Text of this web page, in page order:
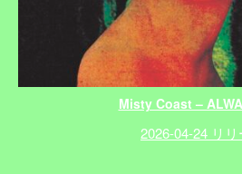
Misty Coast –
2026-04-24 リリ